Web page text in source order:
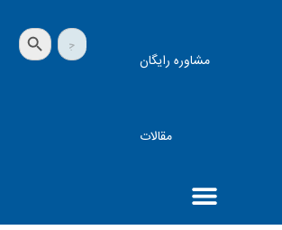
مشاوره رایگان
مقالات
جستجو
برای:
دکمه جستجو